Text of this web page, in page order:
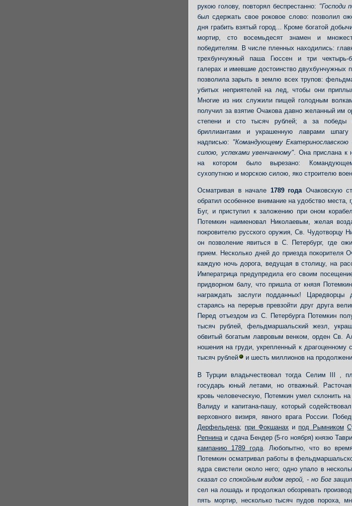
рукою голову, повторял беспрестанно: "Господи
был сдержать свое роковое слово: позволил
дня грабить взятый город... Кроме богатой
мортир, сто восемьдесят знамен и
победителям. В числе пленных находились:
трехбунчужный паша Гюссен и три чектырь-
галерах и имевшие достоинство двухбунчужных
позволила зарыть в землю всех трупов:
убитых неприятелей на лед, чтобы они
Многие из них служили пищей голодным
получил за взятие Очакова давно желанный им
степени и сто тысяч рублей; а за победы
бриллиантами и украшенную лаврами
надписью: "Командующему
силою, успехами увенчанному" . Она прислана к
на котором было вырезано:
сухопутною и морскою силою, яко строителю
Осматривая в начале 1789 годаОчаковскую
обратил особенное внимание на удобство места,
Буг, и приступил к заложению при оном
Потемкин наименовал Николаевым, желая
покровителю русского оружия, Св. Чудотворцу
он позволение явиться в С. Петербург, где
прием. Несколько дней до приезда покорителя
каждую ночь дорога, ведущая в столицу, на
Императрица предупредила его своим
придворном балу, что пришла от князя
награждать заслуги подданных! Царедворцы
стараясь на перерыв превзойти друг друга
Перед отъездом из С. Петербурга Потемкин
тысяч рублей, фельдмаршальский жезл,
обвитый богатым лавровым венком, орден Св.
ношения на груди, укрепленный к драгоценному
тысяч рублей
и шесть миллионов на
В Турции владычествовал тогда Селим III ,
государь юный летами, но отважный.
кровь человеческую, Потемкин умел склонить
Валиду и капитана-пашу, который
верховного визиря, явного врага России.
Дерфельдена; при Фокшанах и под Рымником
Репнина и сдача Бендер (5-го ноября) князю
кампанию 1789 года. Любопытно, что во
Потемкин осматривал работы в
ядра свистели около него; одно упало в
сказал со спокойным видом герой, - но Бог
сел на лошадь и продолжал обозревать
пять мортир, несколько тысяч пудов пороха,